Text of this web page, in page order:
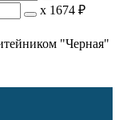
х 1674 ₽
"Черная"